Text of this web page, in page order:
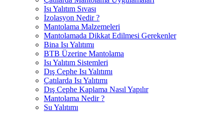
Isı Yalıtım Sıvası
İzolasyon Nedir ?
Mantolama Malzemeleri
Mantolamada Dikkat Edilmesi Gerekenler
Bina Isı Yalıtımı
BTB Üzerine Mantolama
Isı Yalıtım Sistemleri
Dış Cephe Isı Yalıtımı
Çatılarda Isı Yalıtımı
Dış Cephe Kaplama Nasıl Yapılır
Mantolama Nedir ?
Su Yalıtımı